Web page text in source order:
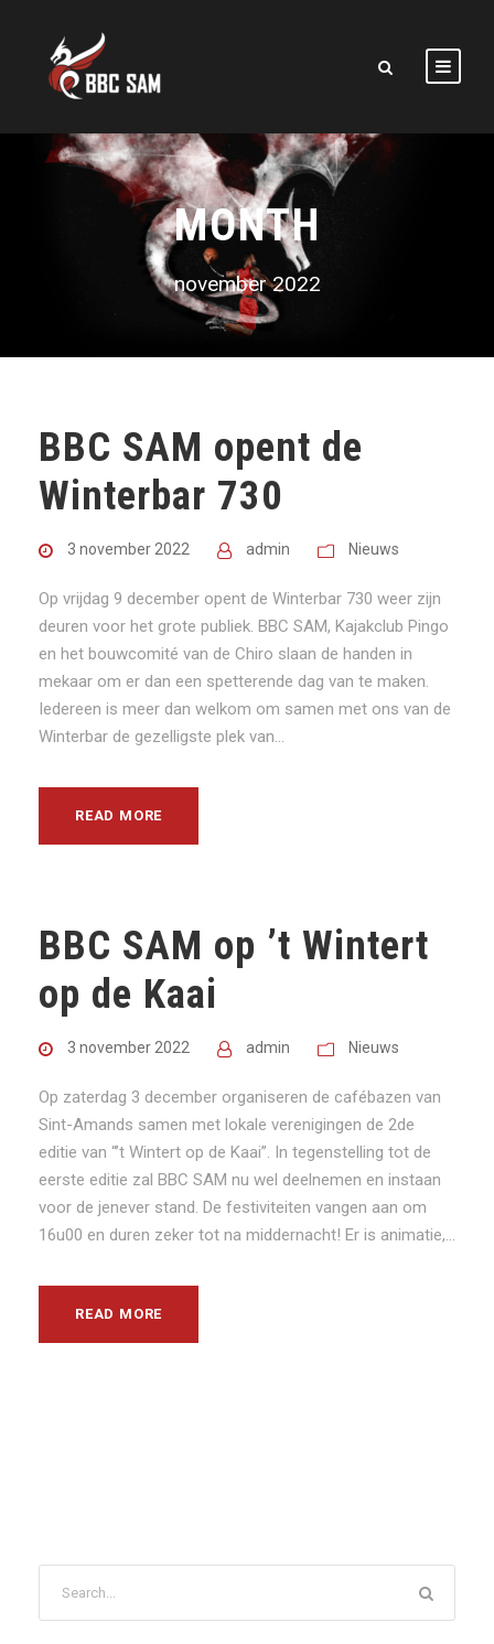
MONTH
november 2022
BBC SAM opent de
Winterbar 730
3 november 2022 admin Nieuws
Op vrijdag 9 december opent de Winterbar 730 weer zijn
deuren voor het grote publiek. BBC SAM, Kajakclub Pingo
en het bouwcomité van de Chiro slaan de handen in
mekaar om er dan een spetterende dag van te maken.
Iedereen is meer dan welkom om samen met ons van de
Winterbar de gezelligste plek van...
READ MORE
BBC SAM op ’t Wintert
op de Kaai
3 november 2022 admin Nieuws
Op zaterdag 3 december organiseren de cafébazen van
Sint-Amands samen met lokale verenigingen de 2de
editie van “’t Wintert op de Kaai”. In tegenstelling tot de
eerste editie zal BBC SAM nu wel deelnemen en instaan
voor de jenever stand. De festiviteiten vangen aan om
16u00 en duren zeker tot na middernacht! Er is animatie,...
READ MORE